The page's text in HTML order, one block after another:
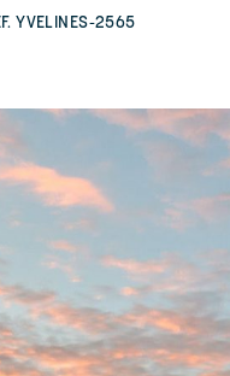
YVELINES-2565